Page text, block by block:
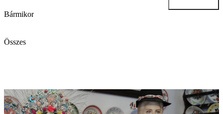
Bármikor
Összes